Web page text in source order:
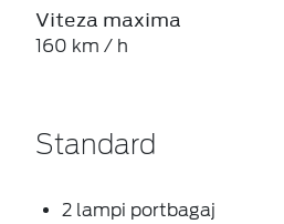
Viteza maxima
160 km / h
Standard
2 lampi portbagaj